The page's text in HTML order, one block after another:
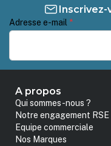
Adresse e-mail *
A propos
Qui sommes-nous ?
Notre engagement RSE
Equipe commerciale
Nos Marques